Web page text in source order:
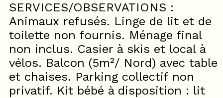
SERVICES/OBSERVATIONS :
Animaux refusés. Linge de lit et de
toilette non fournis. Ménage final
non inclus. Casier à skis et local à
vélos. Balcon (5m²/ Nord) avec table
et chaises. Parking collectif non
privatif. Kit bébé à disposition : lit